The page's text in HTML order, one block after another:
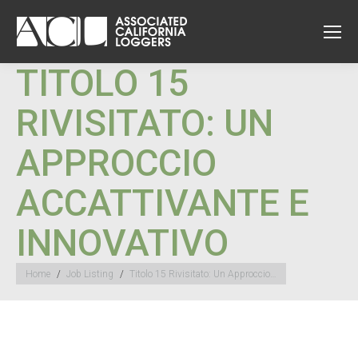
TITOLO 15
RIVISITATO: UN
APPROCCIO
ACCATTIVANTE E
INNOVATIVO
You are here:
Home Job Listing Titolo 15 Rivisitato: Un Approccio…